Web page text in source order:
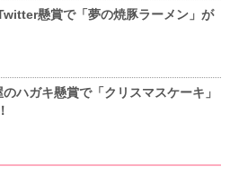
懸賞で「夢の焼豚ラーメン」が
ハガキ懸賞で「クリスマスケーキ」